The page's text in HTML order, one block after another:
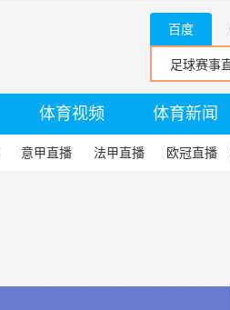
百度
体育视频 体育新闻
意甲直播 法甲直播 欧冠直播